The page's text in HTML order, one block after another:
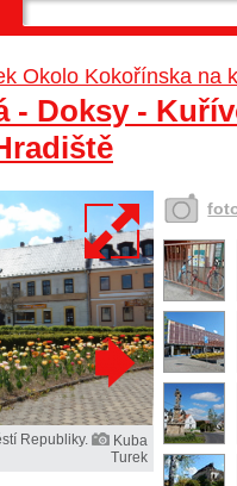
Okolo Kokořínska na
- Doksy -
Republiky.
Kuba
Turek